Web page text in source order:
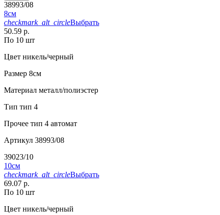
38993/08
8см
checkmark_alt_circleВыбрать
50.59 р.
По 10 шт
Цвет никель/черный
Размер 8см
Материал металл/полиэстер
Тип тип 4
Прочее тип 4 автомат
Артикул 38993/08
39023/10
10см
checkmark_alt_circleВыбрать
69.07 р.
По 10 шт
Цвет никель/черный